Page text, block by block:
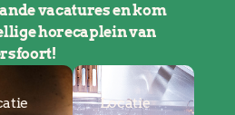
vacatures en kom
horecaplein van
Locatie